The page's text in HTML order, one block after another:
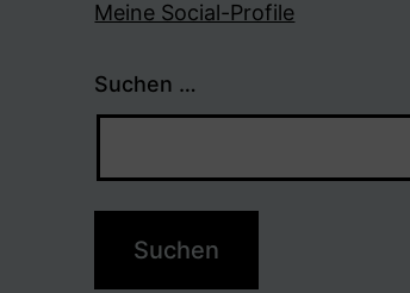
Meine Social-Profile
Suchen …